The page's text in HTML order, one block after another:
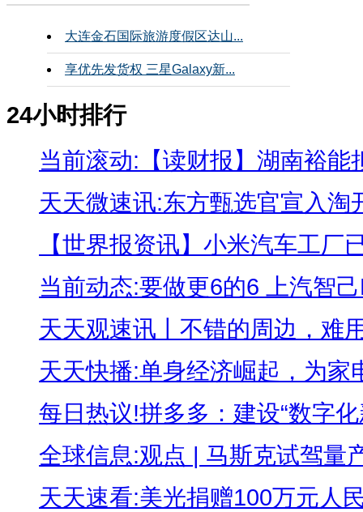
大连金石国际旅游度假区达山...
享优先发货权 三星Galaxy新...
24小时排行
当前滚动:【读财报】湖南裕能
天天微速讯:东方甄选官宣入淘
【世界报资讯】小米汽车工厂
当前动态:要做更6的6 上汽智
天天观速讯丨不错的周边，难
天天快播:单身经济崛起，为家
每日热议!拼多多：建设“数字
全球信息:观点 | 马斯克试驾量
天天速看:美光捐赠100万元人